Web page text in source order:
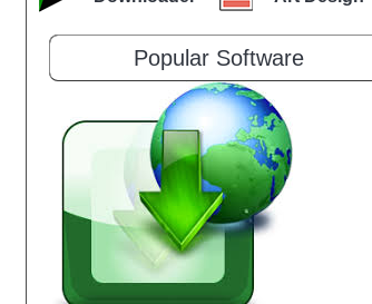
Popular Software